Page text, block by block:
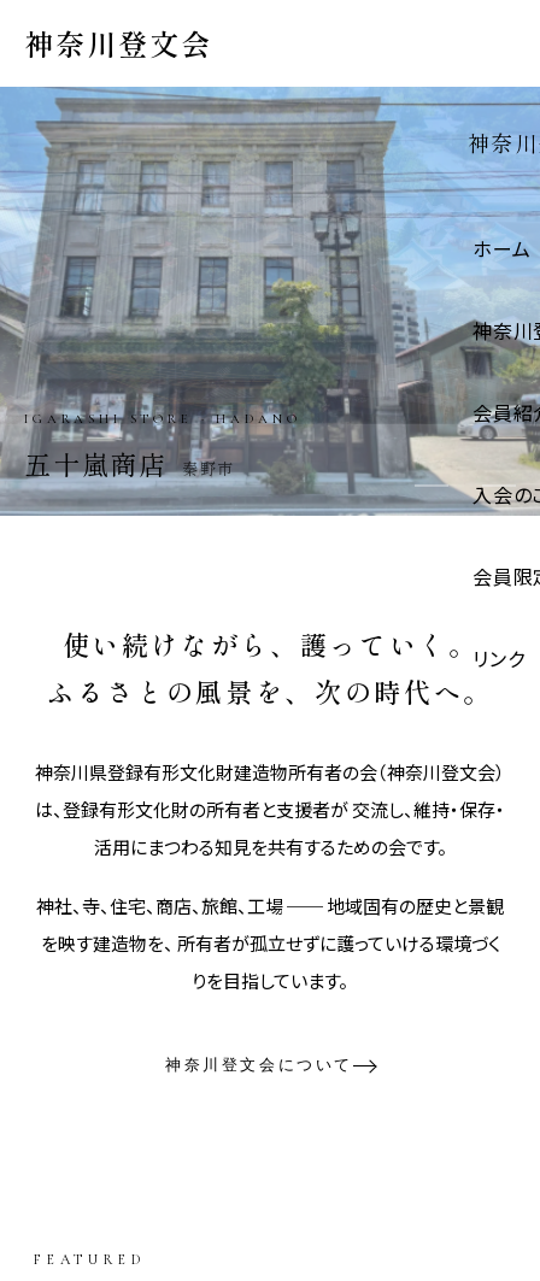
神奈川登文会
神奈
ホーム
神奈川
会員紹
入会の
会員限
リンク
IGARASHI STORE · HADANO
五十嵐商店 秦野市
使い続けながら、護っていく。
ふるさとの風景を、次の時代へ。
神奈川県登録有形文化財建造物所有者の会（神奈川登文会）
は、登録有形文化財の所有者と支援者が 交流し、維持・保存・
活用にまつわる知見を共有するための会です。
神社、寺、住宅、商店、旅館、工場 ── 地域固有の歴史と景観
を映す建造物を、 所有者が孤立せずに護っていける環境づく
りを目指しています。
神奈川登文会について
FEATURED